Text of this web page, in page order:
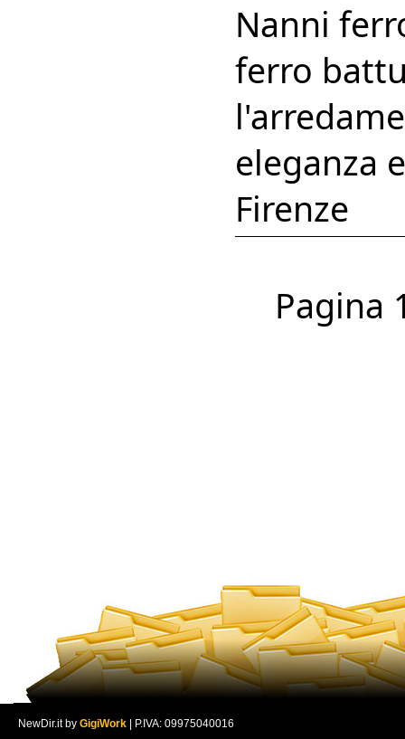
Nanni
ferro
eleganza
Firenze
Pagina
NewDir.it by GigiWork | P.IVA: 09975040016